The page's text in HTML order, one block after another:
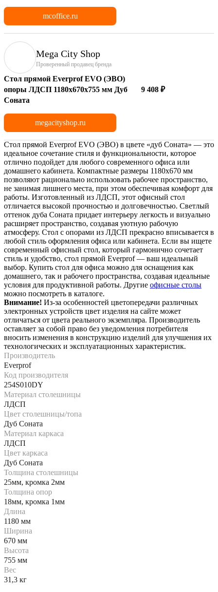
mcoffice.ru
Mega City Shop
Проверенный продавец бренда
Стол прямой Everprof EVO (ЭВО)
опоры ЛДСП 1180х670х755 мм Дуб
Соната
9 408 ₽
megacityshop.ru
Стол прямой Everprof EVO (ЭВО) в цвете «дуб Соната» — это
идеальное сочетание стиля и функциональности, которое
отлично подойдет для любого современного офиса или
домашнего кабинета. Компактные размеры 1180x670 мм
позволяют рационально использовать рабочее пространство,
не занимая лишнего места, при этом обеспечивая комфорт для
работы. Изготовленный из ЛДСП, этот офисный стол
отличается высокой прочностью и долговечностью. Светлый
оттенок дуба Соната придает интерьеру легкость и визуально
расширяет пространство, создавая уютную рабочую
атмосферу. Стол с опорами из ЛДСП прекрасно вписывается в
любой стиль оформления офиса или кабинета. Если вы ищете
современный офисный стол, который гармонично сочетает
стиль и удобство, стол прямой Everprof — ваш идеальный
выбор. Купить стол для офиса можно для оснащения как
домашнего, так и рабочего пространства, создавая идеальные
условия для продуктивной работы. Другие офисные столы
можно посмотреть в каталоге.
Внимание! Из-за особенностей цветопередачи различных
электронных устройств цвет изделия на сайте может
отличаться от цвета реального экземпляра. Производитель
оставляет за собой право без уведомления потребителя
вносить изменения в конструкцию изделий для улучшения их
технологических и эксплуатационных характеристик.
Производитель
Everprof
Код производителя
254S010DY
Материал столешницы
ЛДСП
Цвет столешницы/топа
Дуб Соната
Материал каркаса
ЛДСП
Цвет каркаса
Дуб Соната
Толщина столешницы
25мм, кромка 2мм
Толщина опор
18мм, кромка 1мм
Длина
1180 мм
Ширина
670 мм
Высота
755 мм
Вес
31,3 кг